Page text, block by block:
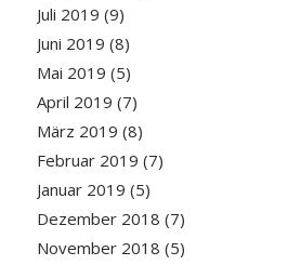
Juli 2019 (9)
Juni 2019 (8)
Mai 2019 (5)
April 2019 (7)
März 2019 (8)
Februar 2019 (7)
Januar 2019 (5)
Dezember 2018 (7)
November 2018 (5)